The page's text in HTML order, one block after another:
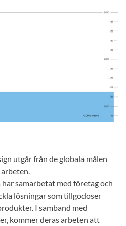
utgår från de globala målen
samarbetat med företag och
lösningar som tillgodoser
I samband med
kommer deras arbeten att